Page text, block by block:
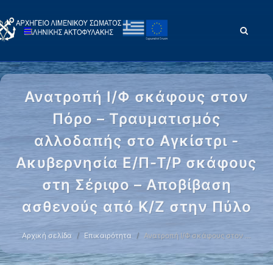
Ανατροπή Ι/Φ σκάφους στον
Πόρο – Τραυματισμός
αλλοδαπής στο Αγκίστρι -
Ακυβερνησία Ε/Π-Τ/Ρ σκάφους
στη Σέριφο – Αποβίβαση
ασθενούς από Κ/Ζ στην Πύλο
Αρχική σελίδα Επικαιρότητα Ανατροπή Ι/Φ σκάφους στον …